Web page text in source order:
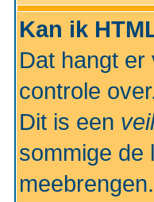
Kan ik
Dat hangt er
controle
Dit is een
sommige de